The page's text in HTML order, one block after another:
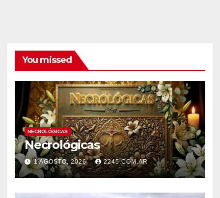
You missed
NECROLÓGICAS
Necrológicas
1 AGOSTO, 2026 2245.COM.AR